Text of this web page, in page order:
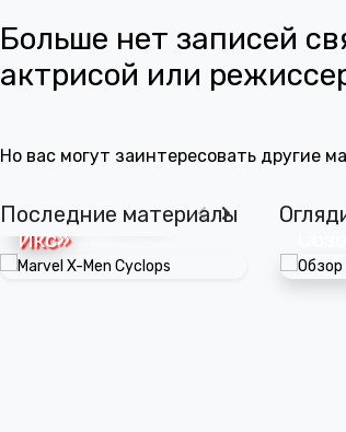
Больше нет записей
актрисой или
Но вас могут заинтересовать другие
Последние материалы
Кита Коннора на
новых «Людях
Икс»